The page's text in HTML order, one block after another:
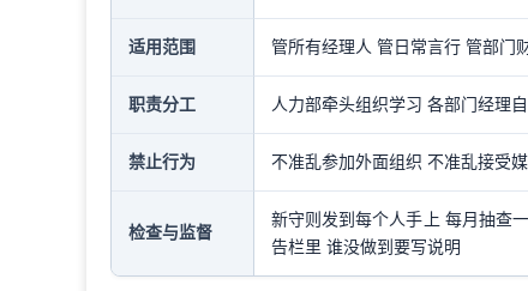
适用范围 管所有经理人 管日常言行 管部门
职责分工 人力部牵头组织学习 各部门经理
禁止行为 不准乱参加外面组织 不准乱接受
检查与监督
新守则发到每个人手上 每月抽查
告栏里 谁没做到要写说明